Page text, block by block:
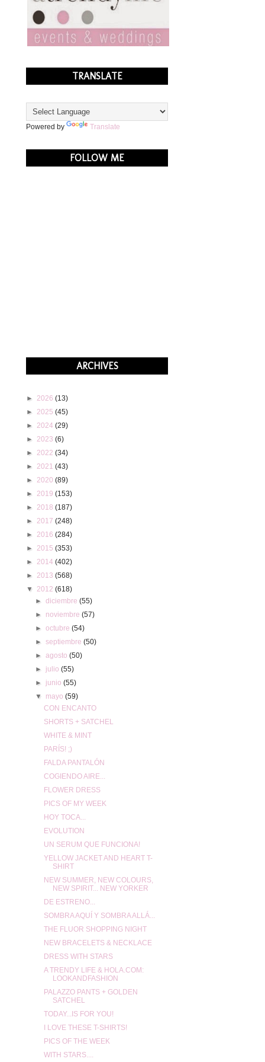
TRANSLATE
Powered by Translate
FOLLOW ME
ARCHIVES
►2026(13)
►2025(45)
►2024(29)
►2023(6)
►2022(34)
►2021(43)
►2020(89)
►2019(153)
►2018(187)
►2017(248)
►2016(284)
►2015(353)
►2014(402)
►2013(568)
▼2012(618)
► diciembre (55)
► noviembre (57)
► octubre (54)
► septiembre (50)
► agosto (50)
► julio (55)
► junio (55)
▼ mayo (59)
CON ENCANTO
SHORTS + SATCHEL
WHITE & MINT
PARÍS! ;)
FALDA PANTALÓN
COGIENDO AIRE...
FLOWER DRESS
PICS OF MY WEEK
HOY TOCA...
EVOLUTION
UN SERUM QUE FUNCIONA!
YELLOW JACKET AND HEART T-
SHIRT
NEW SUMMER, NEW COLOURS,
NEW SPIRIT... NEW YORKER
DE ESTRENO...
SOMBRA AQUÍ Y SOMBRA ALLÁ...
THE FLUOR SHOPPING NIGHT
NEW BRACELETS & NECKLACE
DRESS WITH STARS
A TRENDY LIFE & HOLA.COM:
LOOKANDFASHION
PALAZZO PANTS + GOLDEN
SATCHEL
TODAY...IS FOR YOU!
I LOVE THESE T-SHIRTS!
PICS OF THE WEEK
WITH STARS....